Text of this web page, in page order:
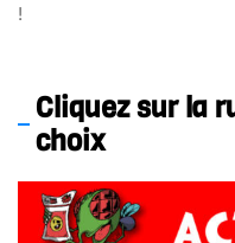
!
Cliquez sur la
choix